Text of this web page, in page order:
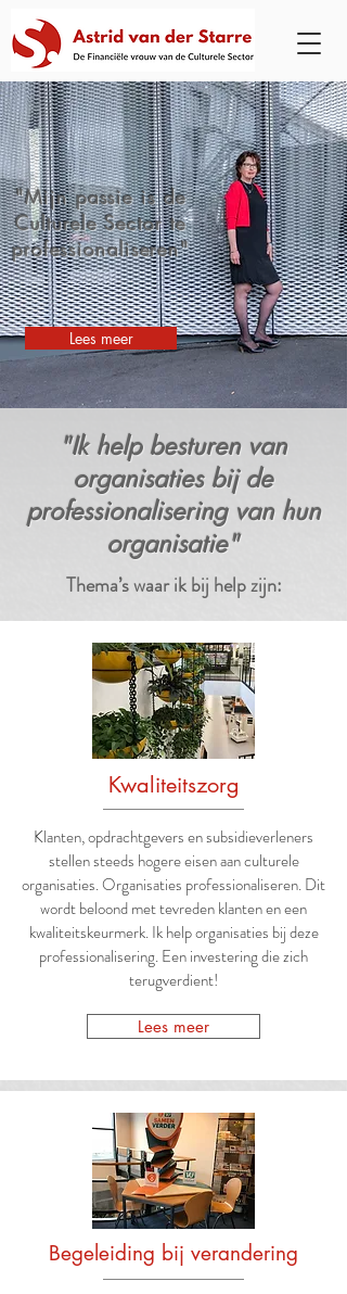
"Mijn passie is de
Culturele Sector te
professionaliseren"
Lees meer
"Ik help besturen van
organisaties bij de
professionalisering van hun
organisatie"
Thema’s waar ik bij help zijn:
Kwaliteitszorg
Klanten, opdrachtgevers en subsidieverleners
stellen steeds hogere eisen aan culturele
organisaties. Organisaties professionaliseren. Dit
wordt beloond met tevreden klanten en een
kwaliteitskeurmerk. Ik help organisaties bij deze
professionalisering. Een investering die zich
terugverdient!
Lees meer
Begeleiding bij verandering